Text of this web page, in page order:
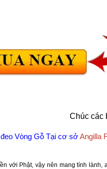
Chúc các
Vòng Gỗ Tại cơ sởAngilla
với Phật, vậy nên mang tính lành,